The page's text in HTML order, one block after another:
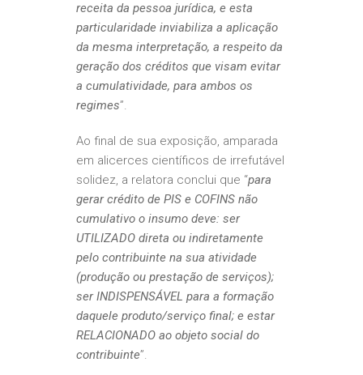
receita da pessoa jurídica, e esta
particularidade inviabiliza a aplicação
da mesma interpretação, a respeito da
geração dos créditos que visam evitar
a cumulatividade, para ambos os
regimes”.
Ao final de sua exposição, amparada
em alicerces científicos de irrefutável
solidez, a relatora conclui que “para
gerar crédito de PIS e COFINS não
cumulativo o insumo deve: ser
UTILIZADO direta ou indiretamente
pelo contribuinte na sua atividade
(produção ou prestação de serviços);
ser INDISPENSÁVEL para a formação
daquele produto/serviço final; e estar
RELACIONADO ao objeto social do
contribuinte”.